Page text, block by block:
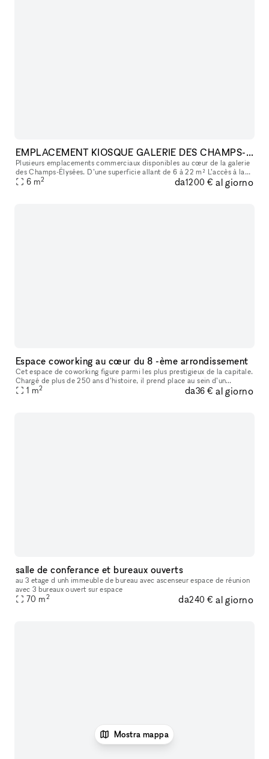
EMPLACEMENT KIOSQUE GALERIE DES CHAMPS-ELYSEES
Plusieurs emplacements commerciaux disponibles au cœur de la galerie
des Champs-Élysées. D’une superficie allant de 6 à 22 m² L’accès à la
galerie se fait directement depuis l’avenue des Champs-Élys
6 m2 da1200 € al giorno
Espace coworking au cœur du 8 -ème arrondissement
Cet espace de coworking figure parmi les plus prestigieux de la capitale.
Chargé de plus de 250 ans d’histoire, il prend place au sein d’un
monument emblématique situé place de la Concorde, dans le
1 m2 da36 € al giorno
salle de conferance et bureaux ouverts
au 3 etage d unh immeuble de bureau avec ascenseur espace de réunion
avec 3 bureaux ouvert sur espace
70 m2 da240 € al giorno
Mostra mappa